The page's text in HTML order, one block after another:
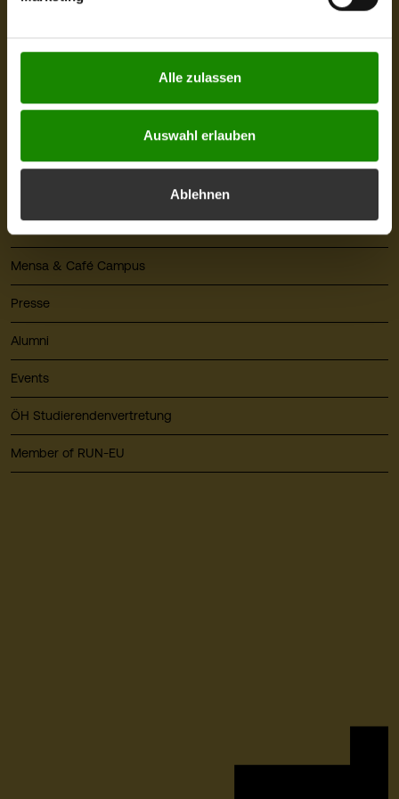
Sie unterhttps://www.fhv.at/datenschutz
Alle zulassen
Auswahl erlauben
Ablehnen
Newsletter abonnieren
Quicklinks
Mensa & Café Campus
Presse
Alumni
Events
ÖH Studierendenvertretung
Member of RUN-EU